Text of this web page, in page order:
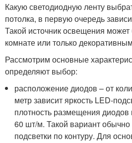
Какую светодиодную ленту
потолка, в первую очередь
Такой источник освещения
комнате или только
Рассмотрим основные
определяют выбор:
расположение диодов – от
метр зависит яркость LED-
плотность размещения
60 шт/м. Такой вариант
подсветки по контуру. Для